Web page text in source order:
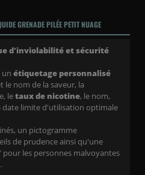
GRENADE PILÉE PETIT NUAGE
d'inviolabilité et sécurité
un étiquetage personnalisé
le nom de la saveur, la
letaux de nicotine, le nom,
date limite d'utilisation optimale
un pictogramme
de prudence ainsi qu'une
les personnes malvoyantes